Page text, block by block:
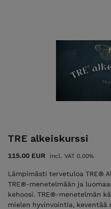
TRE alkeiskurssi
115.00 EUR Incl. VAT 0.00%
Lämpimästi tervetuloa TRE®
TRE®-menetelmään ja
kehoosi. TRE®-menetelmän
mielen hyvinvointia, keventää